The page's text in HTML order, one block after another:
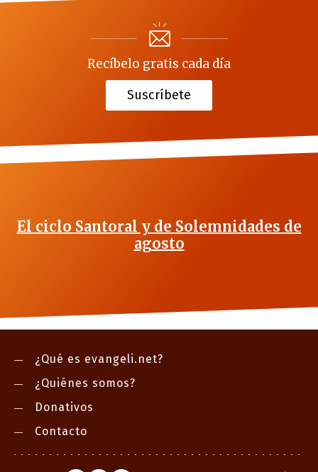
Recíbelo gratis cada día
Suscríbete
El ciclo Santoral y de Solemnidades de
agosto
¿Qué es evangeli.net?
¿Quiénes somos?
Donativos
Contacto